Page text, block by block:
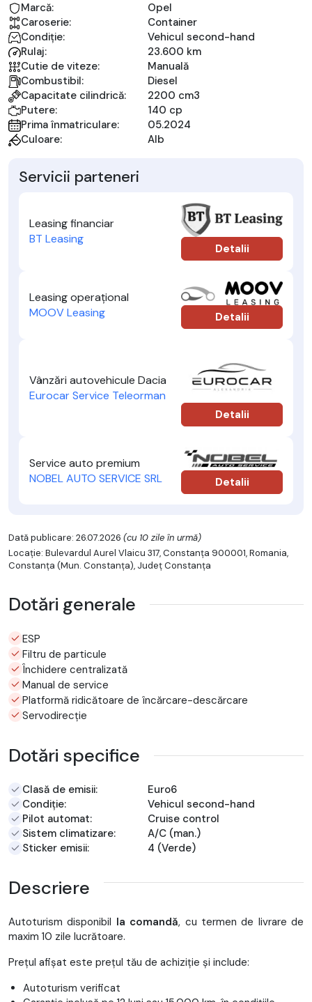
Marcă:
Opel
Caroserie:
Container
Condiție:
Vehicul second-hand
Rulaj:
23.600 km
Cutie de viteze:
Manuală
Combustibil:
Diesel
Capacitate cilindrică:
2200 cm3
Putere:
140 cp
Prima înmatriculare:
05.2024
Culoare:
Alb
Servicii parteneri
Leasing financiar
BT Leasing
Detalii
Leasing operațional
MOOV Leasing
Detalii
Vânzări autovehicule Dacia
Eurocar Service Teleorman
Detalii
Service auto premium
NOBEL AUTO SERVICE SRL
Detalii
Dată publicare: 26.07.2026 (cu 10 zile în urmă)
Locație: Bulevardul Aurel Vlaicu 317, Constanța 900001, Romania,
Constanţa (Mun. Constanţa), Județ Constanţa
Dotări generale
ESP
Filtru de particule
Închidere centralizată
Manual de service
Platformă ridicătoare de încărcare-descărcare
Servodirecție
Dotări specifice
Clasă de emisii:
Euro6
Condiție:
Vehicul second-hand
Pilot automat:
Cruise control
Sistem climatizare:
A/C (man.)
Sticker emisii:
4 (Verde)
Descriere
Autoturism disponibil la comandă, cu termen de livrare de
maxim 10 zile lucrătoare.
Prețul afișat este prețul tău de achiziție și include:
Autoturism verificat